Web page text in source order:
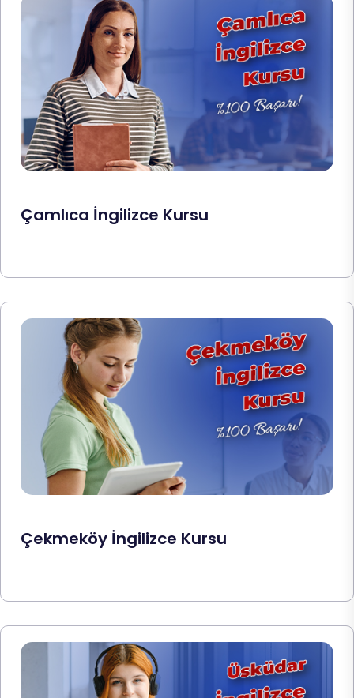
Çamlıca İngilizce Kursu
Çekmeköy İngilizce Kursu